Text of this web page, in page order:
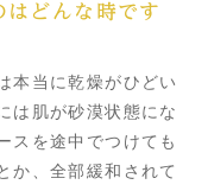
はどんな時です
本当に乾燥がひどい
は肌が砂漠状態にな
スを途中でつけても
か、全部緩和されて